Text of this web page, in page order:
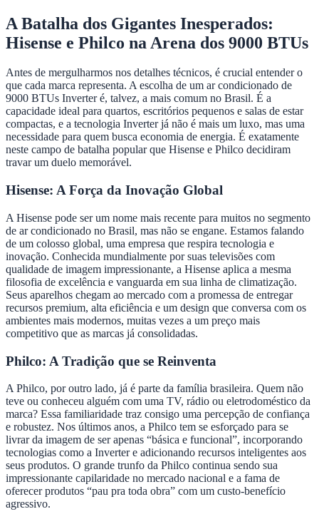
A Batalha dos Gigantes Inesperados:
Hisense e Philco na Arena dos 9000 BTUs
Antes de mergulharmos nos detalhes técnicos, é crucial entender o
que cada marca representa. A escolha de um ar condicionado de
9000 BTUs Inverter é, talvez, a mais comum no Brasil. É a
capacidade ideal para quartos, escritórios pequenos e salas de estar
compactas, e a tecnologia Inverter já não é mais um luxo, mas uma
necessidade para quem busca economia de energia. É exatamente
neste campo de batalha popular que Hisense e Philco decidiram
travar um duelo memorável.
Hisense: A Força da Inovação Global
A Hisense pode ser um nome mais recente para muitos no segmento
de ar condicionado no Brasil, mas não se engane. Estamos falando
de um colosso global, uma empresa que respira tecnologia e
inovação. Conhecida mundialmente por suas televisões com
qualidade de imagem impressionante, a Hisense aplica a mesma
filosofia de excelência e vanguarda em sua linha de climatização.
Seus aparelhos chegam ao mercado com a promessa de entregar
recursos premium, alta eficiência e um design que conversa com os
ambientes mais modernos, muitas vezes a um preço mais
competitivo que as marcas já consolidadas.
Philco: A Tradição que se Reinventa
A Philco, por outro lado, já é parte da família brasileira. Quem não
teve ou conheceu alguém com uma TV, rádio ou eletrodoméstico da
marca? Essa familiaridade traz consigo uma percepção de confiança
e robustez. Nos últimos anos, a Philco tem se esforçado para se
livrar da imagem de ser apenas “básica e funcional”, incorporando
tecnologias como a Inverter e adicionando recursos inteligentes aos
seus produtos. O grande trunfo da Philco continua sendo sua
impressionante capilaridade no mercado nacional e a fama de
oferecer produtos “pau pra toda obra” com um custo-benefício
agressivo.